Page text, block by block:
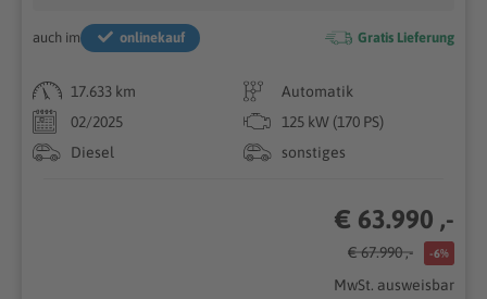
auch im onlinekauf Gratis Lieferung
17.633 km
Automatik
02/2025
125 kW (170 PS)
Diesel
sonstiges
€ 63.990 ,-
€ 67.990 ,- -6%
MwSt. ausweisbar